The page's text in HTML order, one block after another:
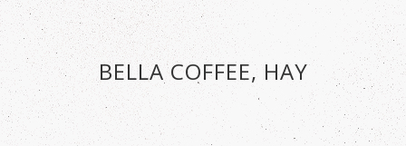
BELLA COFFEE, HAY